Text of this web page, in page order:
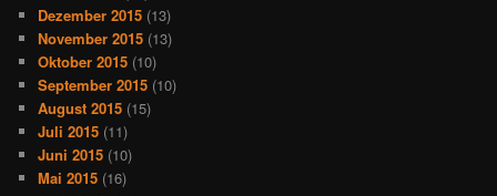
Dezember 2015 (13)
November 2015 (13)
Oktober 2015 (10)
September 2015 (10)
August 2015 (15)
Juli 2015 (11)
Juni 2015 (10)
Mai 2015 (16)